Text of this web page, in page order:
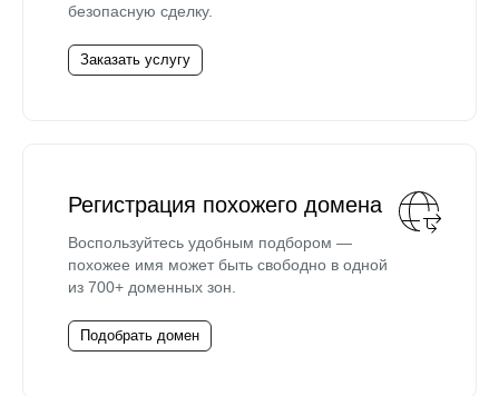
безопасную сделку.
Заказать услугу
Регистрация похожего домена
Воспользуйтесь удобным подбором —
похожее имя может быть свободно в одной
из 700+ доменных зон.
Подобрать домен